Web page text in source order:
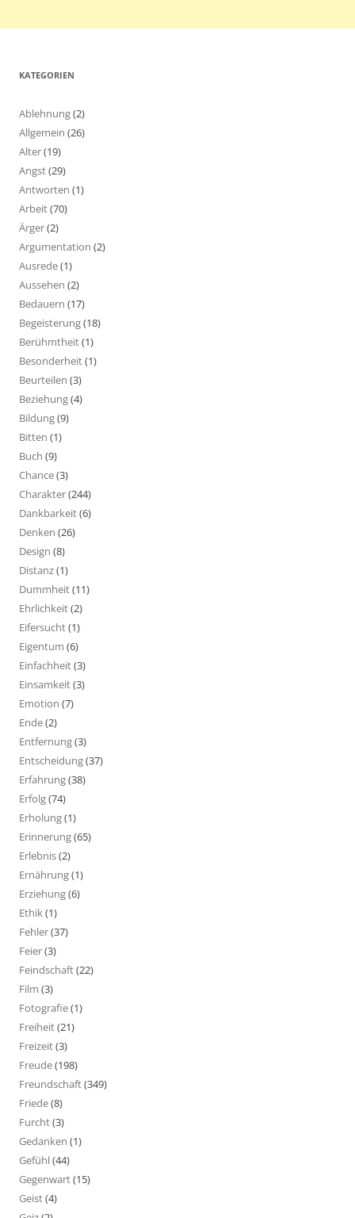
KATEGORIEN
Ablehnung(2)
Allgemein (26)
Alter(19)
Angst(29)
Antworten (1)
Arbeit(70)
Ärger(2)
Argumentation (2)
Ausrede(1)
Aussehen (2)
Bedauern (17)
Begeisterung(18)
Berühmtheit(1)
Besonderheit(1)
Beurteilen (3)
Beziehung(4)
Bildung(9)
Bitten (1)
Buch (9)
Chance(3)
Charakter(244)
Dankbarkeit(6)
Denken (26)
Design (8)
Distanz(1)
Dummheit(11)
Ehrlichkeit(2)
Eifersucht(1)
Eigentum (6)
Einfachheit(3)
Einsamkeit(3)
Emotion (7)
Ende(2)
Entfernung(3)
Entscheidung(37)
Erfahrung(38)
Erfolg(74)
Erholung(1)
Erinnerung(65)
Erlebnis(2)
Ernährung(1)
Erziehung(6)
Ethik(1)
Fehler(37)
Feier(3)
Feindschaft(22)
Film (3)
Fotografie(1)
Freiheit(21)
Freizeit(3)
Freude(198)
Freundschaft(349)
Friede(8)
Furcht(3)
Gedanken (1)
Gefühl(44)
Gegenwart(15)
Geist(4)